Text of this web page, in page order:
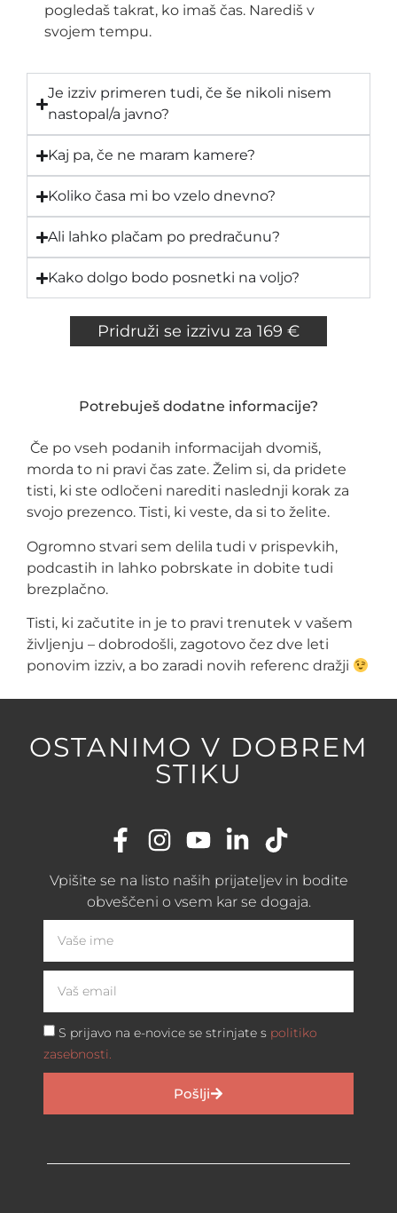
pogledaš takrat, ko imaš čas. Narediš v
svojem tempu.
Je izziv primeren tudi, če še nikoli nisem
nastopal/a javno?
Kaj pa, če ne maram kamere?
Koliko časa mi bo vzelo dnevno?
Ali lahko plačam po predračunu?
Kako dolgo bodo posnetki na voljo?
Pridruži se izzivu za 169 €
Potrebuješ dodatne informacije?
Če po vseh podanih informacijah dvomiš,
morda to ni pravi čas zate. Želim si, da pridete
tisti, ki ste odločeni narediti naslednji korak za
svojo prezenco. Tisti, ki veste, da si to želite.
Ogromno stvari sem delila tudi v prispevkih,
podcastih in lahko pobrskate in dobite tudi
brezplačno.
Tisti, ki začutite in je to pravi trenutek v vašem
življenju – dobrodošli, zagotovo čez dve leti
ponovim izziv, a bo zaradi novih referenc dražji
OSTANIMO V DOBREM
STIKU
Vpišite se na listo naših prijateljev in bodite
obveščeni o vsem kar se dogaja.
S prijavo na e-novice se strinjate s politiko
zasebnosti.
Pošlji